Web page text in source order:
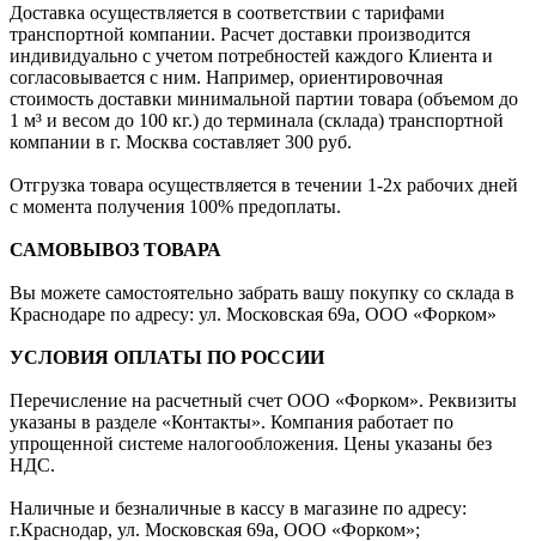
Доставка осуществляется в соответствии с тарифами
транспортной компании. Расчет доставки производится
индивидуально с учетом потребностей каждого Клиента и
согласовывается с ним. Например, ориентировочная
стоимость доставки минимальной партии товара (объемом до
1 м³ и весом до 100 кг.) до терминала (склада) транспортной
компании в г. Москва составляет 300 руб.
Отгрузка товара осуществляется в течении 1-2х рабочих дней
с момента получения 100% предоплаты.
САМОВЫВОЗ ТОВАРА
Вы можете самостоятельно забрать вашу покупку со склада в
Краснодаре по адресу: ул. Московская 69а, ООО «Форком»
УСЛОВИЯ ОПЛАТЫ ПО РОССИИ
Перечисление на расчетный счет ООО «Форком». Реквизиты
указаны в разделе «Контакты». Компания работает по
упрощенной системе налогообложения. Цены указаны без
НДС.
Наличные и безналичные в кассу в магазине по адресу:
г.Краснодар, ул. Московская 69а, ООО «Форком»;